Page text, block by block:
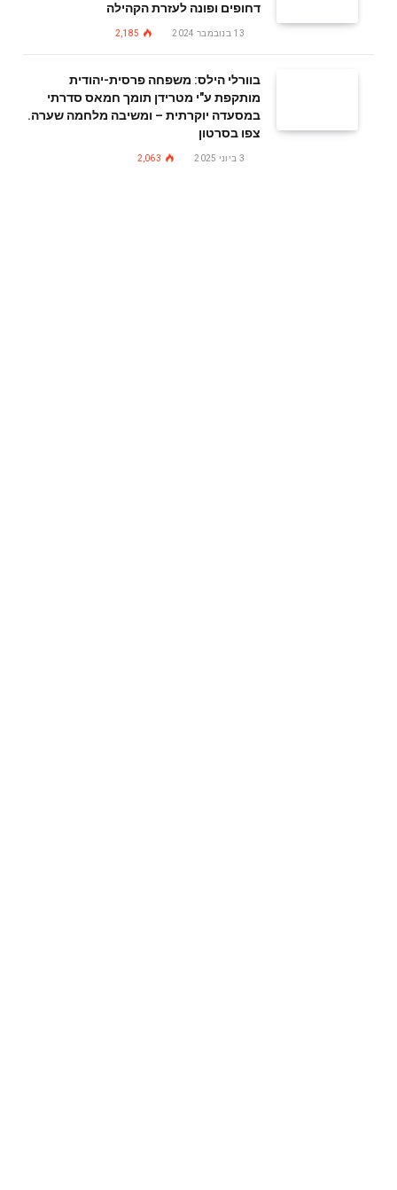
דחופים ופונה לעזרת הקהילה
13 בנובמבר 2024 2,185
בוורלי הילס: משפחה פרסית-יהודית
מותקפת ע"י מטרידן תומך חמאס סדרתי
במסעדה יוקרתית – ומשיבה מלחמה שערה.
צפו בסרטון
3 ביוני 2025 2,063